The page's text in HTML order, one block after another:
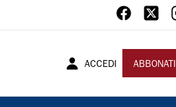
ACCEDI ABBONATI